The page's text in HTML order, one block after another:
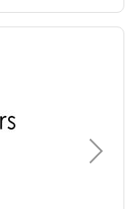
REKT